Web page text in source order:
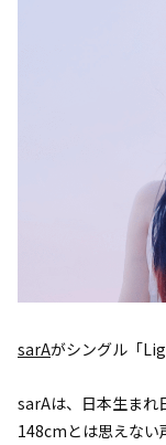
sarAがシングル「
sarAは、日本生まれ
148cmとは思えない